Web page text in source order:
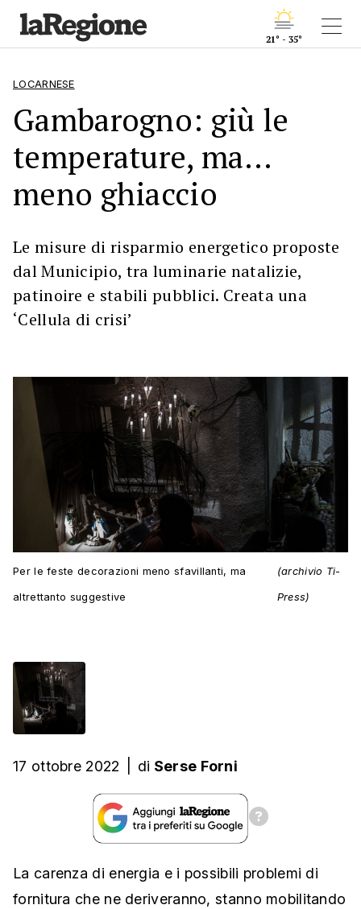
21° - 35°
LOCARNESE
Gambarogno: giù le
temperature, ma...
meno ghiaccio
Le misure di risparmio energetico proposte
dal Municipio, tra luminarie natalizie,
patinoire e stabili pubblici. Creata una
‘Cellula di crisi’
Per le feste decorazioni meno sfavillanti, ma
altrettanto suggestive
(archivio Ti-
Press)
17 ottobre 2022 di Serse Forni
La carenza di energia e i possibili problemi di
fornitura che ne deriveranno, stanno mobilitando